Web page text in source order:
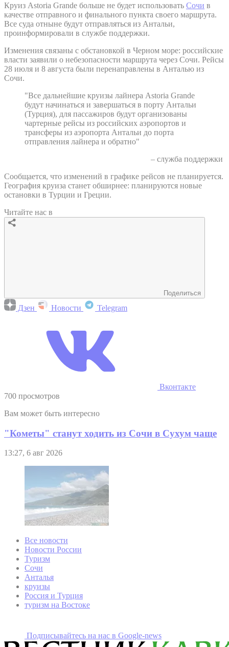
Круиз Astoria Grande больше не будет использовать Сочи в
качестве отправного и финального пункта своего маршрута.
Все суда отныне будут отправляться из Антальи,
проинформировали в службе поддержки.
Изменения связаны с обстановкой в Черном море: российские
власти заявили о небезопасности маршрута через Сочи. Рейсы
28 июля и 8 августа были перенаправлены в Анталью из
Сочи.
"Все дальнейшие круизы лайнера Astoria Grande
будут начинаться и завершаться в порту Антальи
(Турция), для пассажиров будут организованы
чартерные рейсы из российских аэропортов и
трансферы из аэропорта Антальи до порта
отправления лайнера и обратно"
– служба поддержки
Сообщается, что изменений в графике рейсов не планируется.
География круиза станет обширнее: планируются новые
остановки в Турции и Греции.
Читайте нас в
Поделиться
Дзен Новости Telegram
Вконтакте
700 просмотров
Вам может быть интересно
"Кометы" станут ходить из Сочи в Сухум чаще
13:27, 6 авг 2026
Все новости
Новости России
Туризм
Сочи
Анталья
круизы
Россия и Турция
туризм на Востоке
Подписывайтесь на наc в Google-news